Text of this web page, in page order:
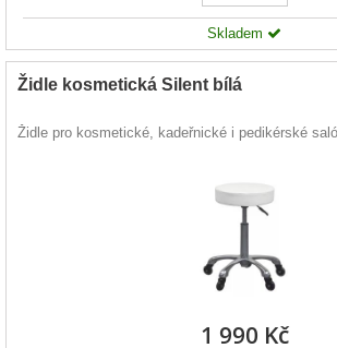
Skladem
Židle kosmetická Silent bílá
Židle pro kosmetické, kadeřnické i pedikérské
1 990 Kč